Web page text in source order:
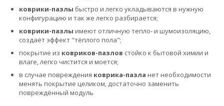
коврики-пазлы быстро и легко укладываются в нужную
конфигурацию и так же легко разбирается;
коврики-пазлы имеют отличную тепло- и шумоизоляцию,
создаёт эффект "тёплого пола";
покрытие из ковриков-пазлов стойко к бытовой химии и
влаге, легко чистится и моется;
в случае повреждения коврика-пазла нет необходимости
менять покрытие целиком, достаточно заменить
повреждённый модуль